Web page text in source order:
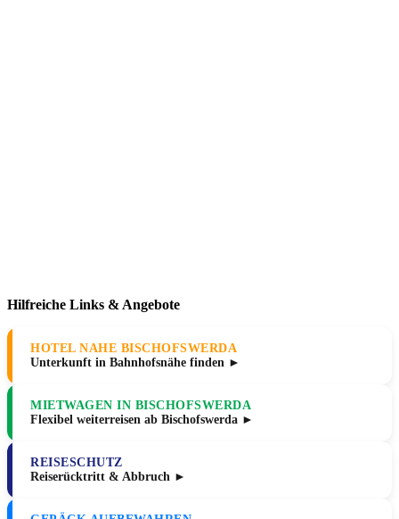
Hilfreiche Links & Angebote
HOTEL NAHE BISCHOFSWERDA
Unterkunft in Bahnhofsnähe finden ►
MIETWAGEN IN BISCHOFSWERDA
Flexibel weiterreisen ab Bischofswerda ►
REISESCHUTZ
Reiserücktritt & Abbruch ►